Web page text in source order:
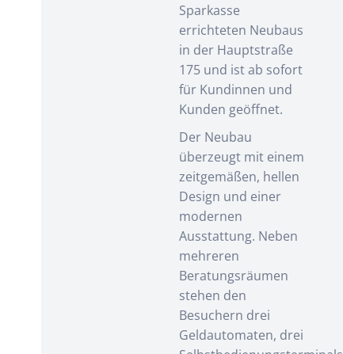
Sparkasse
errichteten Neubaus
in der Hauptstraße
175 und ist ab sofort
für Kundinnen und
Kunden geöffnet.
Der Neubau
überzeugt mit einem
zeitgemäßen, hellen
Design und einer
modernen
Ausstattung. Neben
mehreren
Beratungsräumen
stehen den
Besuchern drei
Geldautomaten, drei